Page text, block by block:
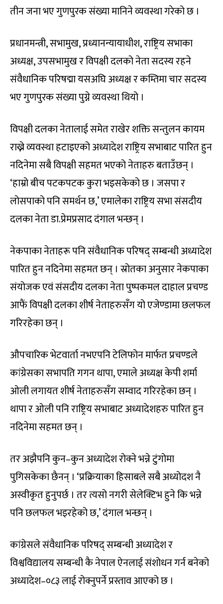
तीन जना भए गुणपुरक संख्या मानिने व्यवस्था गरेको छ ।
प्रधानमन्त्री, सभामुख, प्रध्यानन्यायाधीश, राष्ट्रिय सभाका
अध्यक्ष, उपसभामुख र विपक्षी दलको नेता सदस्य रहने
संवैधानिक परिषद्मा यसअघि अध्यक्ष र कम्तिमा चार सदस्य
भए गुणपुरक संख्या पुग्ने व्यवस्था थियो ।
विपक्षी दलका नेतालाई समेत राखेर शक्ति सन्तुलन कायम
राख्ने व्यवस्था हटाइएको अध्यादेश राष्ट्रिय सभाबाट पारित हुन
नदिनेमा सबै विपक्षी सहमत भएको नेताहरु बताउँछन् ।
‘हाम्रो बीच पटकपटक कुरा भइसकेको छ । जसपा र
लोसपाको पनि समर्थन छ,’ एमालेका राष्ट्रिय सभा संसदीय
दलका नेता डा.प्रेमप्रसाद दंगाल भन्छन् ।
नेकपाका नेताहरू पनि संवैधानिक परिषद् सम्बन्धी अध्यादेश
पारित हुन नदिनेमा सहमत छन् । स्रोतका अनुसार नेकपाका
संयोजक एवं संसदीय दलका नेता पुष्पकमल दाहाल प्रचण्ड
आफैं विपक्षी दलका शीर्ष नेताहरुसँग यो एजेण्डामा छलफल
गरिरहेका छन् ।
औपचारिक भेटवार्ता नभएपनि टेलिफोन मार्फत प्रचण्डले
कांग्रेसका सभापति गगन थापा, एमाले अध्यक्ष केपी शर्मा
ओली लगायत शीर्ष नेताहरुसँग सम्वाद गरिरहेका छन् ।
थापा र ओली पनि राष्ट्रिय सभाबाट अध्यादेशहरु पारित हुन
नदिनेमा सहमत छन् ।
तर अझैपनि कुन–कुन अध्यादेश रोक्ने भन्ने टुंगोमा
पुगिसकेका छैनन् । ‘प्रक्रियाका हिसाबले सबै अध्योदश नै
अस्वीकृत हुनुपर्छ । तर त्यसो नगरी सेलेक्टिभ हुने कि भन्ने
पनि छलफल भइरहेको छ,’ दंगाल भन्छन् ।
कांग्रेसले संवैधानिक परिषद् सम्बन्धी अध्यादेश र
विश्वविद्यालय सम्बन्धी कै नेपाल ऐनलाई संशोधन गर्न बनेको
अध्यादेश–०८३ लाई रोक्नुपर्ने प्रस्ताव आएको छ ।